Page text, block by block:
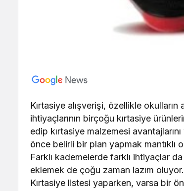
Kırtasiye alışverişi, özellikle
ihtiyaçlarının birçoğu kırtasiye
edip kırtasiye malzemesi
önce belirli bir plan yapmak mantıklı
Farklı kademelerde farklı ihtiyaçlar
eklemek de çoğu zaman lazım
Kırtasiye listesi yaparken, varsa bir